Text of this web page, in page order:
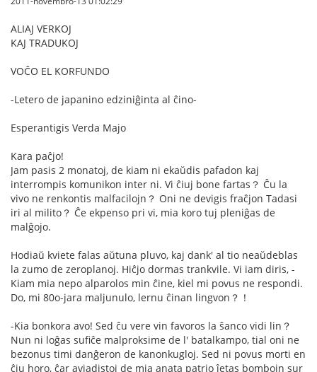
ALIAJ VERKOJ
KAJ TRADUKOJ
VOĈO EL KORFUNDO
-Letero de japanino edziniĝinta al ĉino-
Esperantigis Verda Majo
Kara paĉjo!
Jam pasis 2 monatoj, de kiam ni ekaŭdis pafadon kaj
interrompis komunikon inter ni. Vi ĉiuj bone fartas？ Ĉu la
vivo ne renkontis malfacilojn？ Oni ne devigis fraĉjon Tadasi
iri al milito？ Ĉe ekpenso pri vi, mia koro tuj pleniĝas de
malĝojo.
Hodiaŭ kviete falas aŭtuna pluvo, kaj dank' al tio neaŭdeblas
la zumo de zeroplanoj. Hiĉjo dormas trankvile. Vi iam diris, -
Kiam mia nepo alparolos min ĉine, kiel mi povus ne respondi.
Do, mi 80o-jara maljunulo, lernu ĉinan lingvon？！
-Kia bonkora avo! Sed ĉu vere vin favoros la ŝanco vidi lin？
Nun ni loĝas sufiĉe malproksime de l' batalkampo, tial oni ne
bezonus timi danĝeron de kanonkugloj. Sed ni povus morti en
ĉiu horo, ĉar aviadistoj de mia anata patrio ĵetas bombojn sur